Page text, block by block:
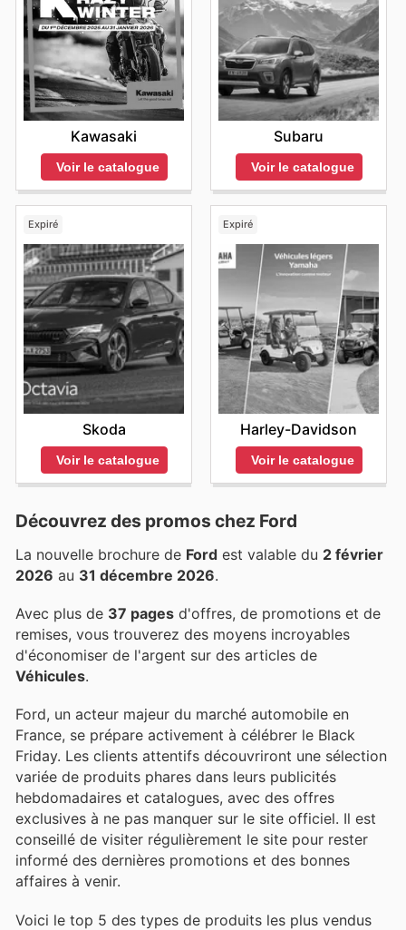
Kawasaki
Voir le catalogue
Subaru
Voir le catalogue
Expiré
Skoda
Voir le catalogue
Expiré
Harley-Davidson
Voir le catalogue
Découvrez des promos chez Ford
La nouvelle brochure de Ford est valable du 2 février
2026 au 31 décembre 2026.
Avec plus de 37 pages d'offres, de promotions et de
remises, vous trouverez des moyens incroyables
d'économiser de l'argent sur des articles de
Véhicules.
Ford, un acteur majeur du marché automobile en
France, se prépare activement à célébrer le Black
Friday. Les clients attentifs découvriront une sélection
variée de produits phares dans leurs publicités
hebdomadaires et catalogues, avec des offres
exclusives à ne pas manquer sur le site officiel. Il est
conseillé de visiter régulièrement le site pour rester
informé des dernières promotions et des bonnes
affaires à venir.
Voici le top 5 des types de produits les plus vendus